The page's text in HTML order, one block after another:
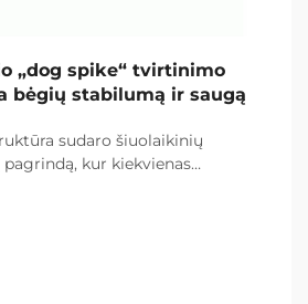
„dog spike“ tvirtinimo
bėgių stabilumą ir saugą
sudaro šiuolaikinių
kur kiekvienas
Tarp šių būtinų komponentų,
vaidmuo yra vienas iš